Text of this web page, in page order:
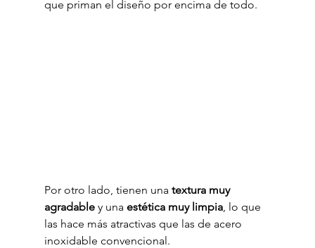
que priman el diseño por encima de todo.
Por otro lado, tienen una textura muy
agradable y una estética muy limpia, lo que
las hace más atractivas que las de acero
inoxidable convencional.